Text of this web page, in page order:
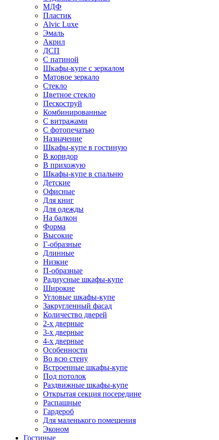
МДФ
Пластик
Alvic Luxe
Эмаль
Акрил
ДСП
С патиной
Шкафы-купе с зеркалом
Матовое зеркало
Стекло
Цветное стекло
Пескоструй
Комбинированные
С витражами
С фотопечатью
Назначение
Шкафы-купе в гостиную
В коридор
В прихожую
Шкафы-купе в спальню
Детские
Офисные
Для книг
Для одежды
На балкон
Форма
Высокие
Г-образные
Длинные
Низкие
П-образные
Радиусные шкафы-купе
Широкие
Угловые шкафы-купе
Закругленный фасад
Количество дверей
2-х дверные
3-х дверные
4-х дверные
Особенности
Во всю стену
Встроенные шкафы-купе
Под потолок
Раздвижные шкафы-купе
Открытая секция посередине
Распашные
Гардероб
Для маленького помещения
Эконом
Гостиные